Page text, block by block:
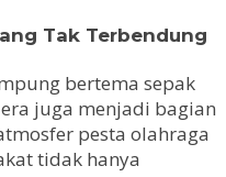
Tak Terbendung
bertema sepak
juga menjadi bagian
pesta olahraga
tidak hanya